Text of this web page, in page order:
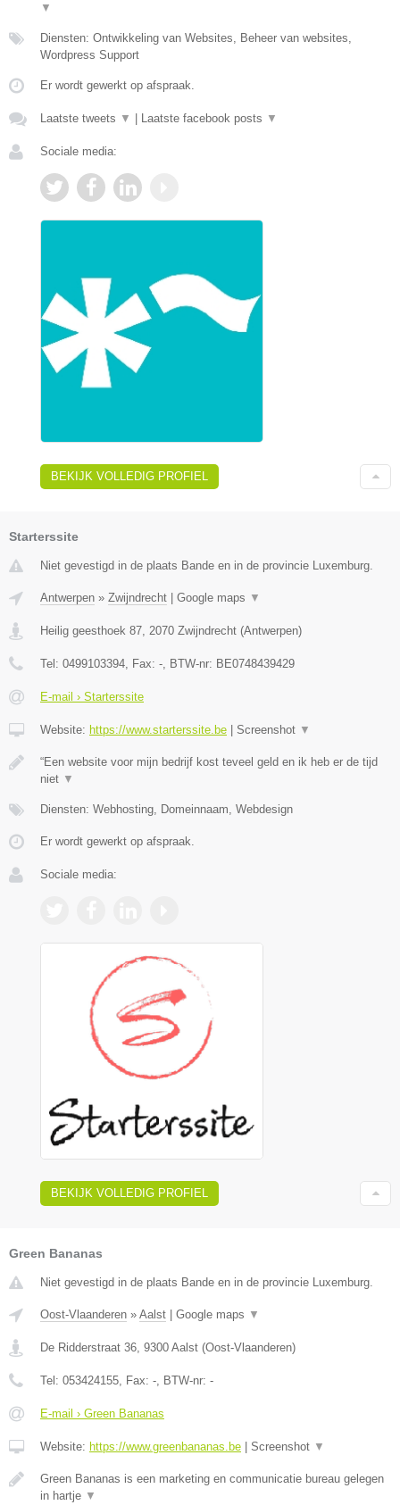
▼
Diensten: Ontwikkeling van Websites, Beheer van websites,
Wordpress Support
Er wordt gewerkt op afspraak.
Laatste tweets ▼ Laatste facebook posts ▼
Sociale media:
BEKIJK VOLLEDIG PROFIEL
Starterssite
Niet gevestigd in de plaats Bande en in de provincie Luxemburg.
Antwerpen » Zwijndrecht Google maps ▼
Heilig geesthoek 87, 2070 Zwijndrecht (Antwerpen)
Tel: 0499103394, Fax: -, BTW-nr: BE0748439429
E-mail › Starterssite
Website: https://www.starterssite.be Screenshot ▼
“Een website voor mijn bedrijf kost teveel geld en ik heb er de tijd
niet ▼
Diensten: Webhosting, Domeinnaam, Webdesign
Er wordt gewerkt op afspraak.
Sociale media:
BEKIJK VOLLEDIG PROFIEL
Green Bananas
Niet gevestigd in de plaats Bande en in de provincie Luxemburg.
Oost-Vlaanderen » Aalst Google maps ▼
De Ridderstraat 36, 9300 Aalst (Oost-Vlaanderen)
Tel: 053424155, Fax: -, BTW-nr: -
E-mail › Green Bananas
Website: https://www.greenbananas.be Screenshot ▼
Green Bananas is een marketing en communicatie bureau gelegen
in hartje ▼